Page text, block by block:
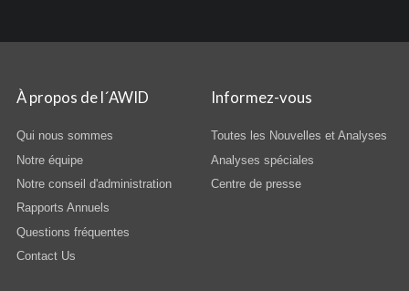
À propos de l´AWID
Qui nous sommes
Notre équipe
Notre conseil d'administration
Rapports Annuels
Questions fréquentes
Contact Us
Informez-vous
Toutes les Nouvelles et Analyses
Analyses spéciales
Centre de presse